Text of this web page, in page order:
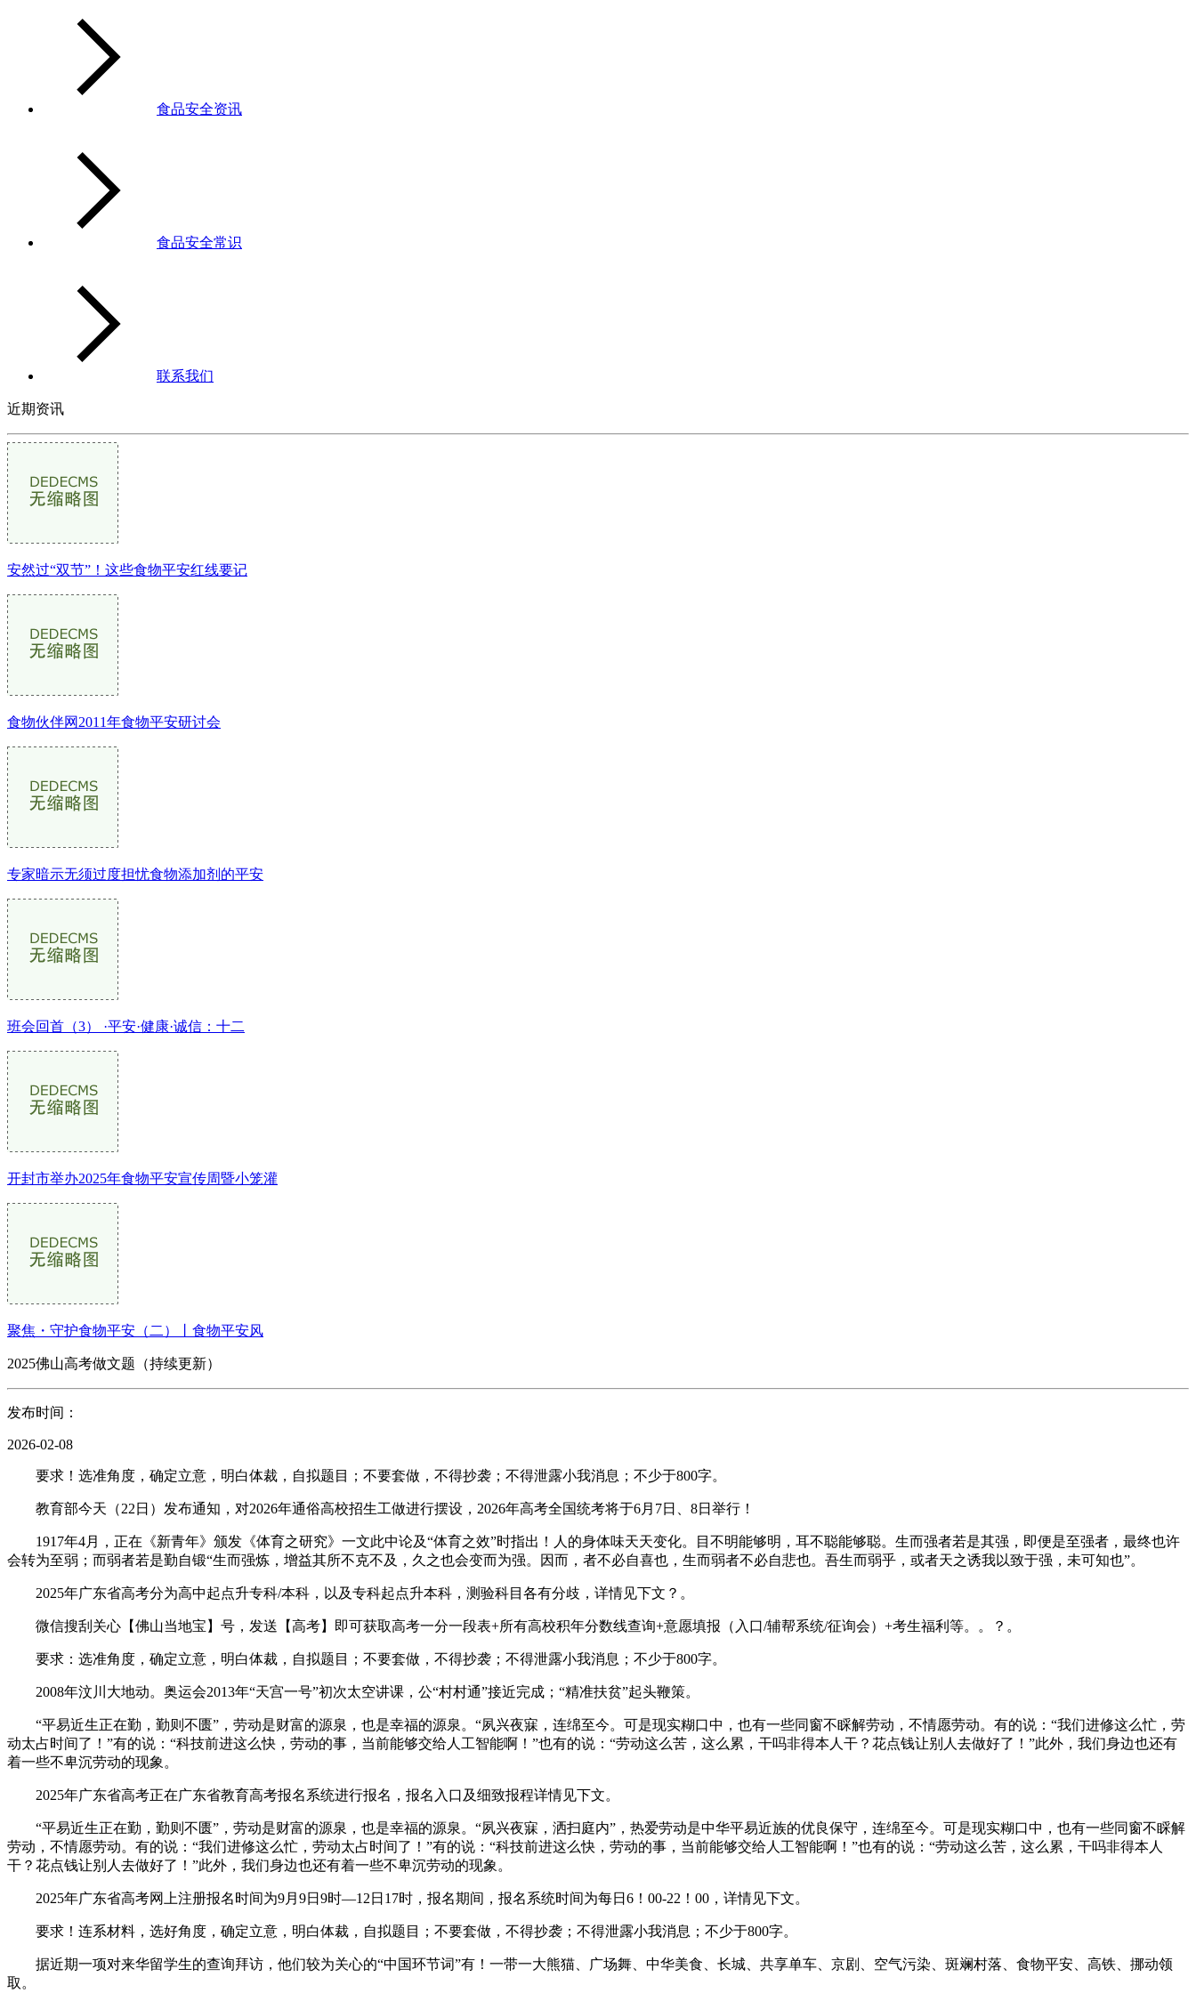
食品安全资讯
食品安全常识
联系我们
近期资讯
安然过“双节”！这些食物平安红线要记
食物伙伴网2011年食物平安研讨会
专家暗示无须过度担忧食物添加剂的平安
班会回首（3） ·平安·健康·诚信：十二
开封市举办2025年食物平安宣传周暨小笼灌
聚焦・守护食物平安（二）丨食物平安风
2025佛山高考做文题（持续更新）
发布时间：
2026-02-08
要求！选准角度，确定立意，明白体裁，自拟题目；不要套做，不得抄袭；不得泄露小我消息；不少于800字。
教育部今天（22日）发布通知，对2026年通俗高校招生工做进行摆设，2026年高考全国统考将于6月7日、8日举行！
1917年4月，正在《新青年》颁发《体育之研究》一文此中论及“体育之效”时指出！人的身体味天天变化。目不明能够明，耳不聪能够聪。生而强者若是其强，即便是至强者，最终也许
会转为至弱；而弱者若是勤自锻“生而强炼，增益其所不克不及，久之也会变而为强。因而，者不必自喜也，生而弱者不必自悲也。吾生而弱乎，或者天之诱我以致于强，未可知也”。
2025年广东省高考分为高中起点升专科/本科，以及专科起点升本科，测验科目各有分歧，详情见下文？。
微信搜刮关心【佛山当地宝】号，发送【高考】即可获取高考一分一段表+所有高校积年分数线查询+意愿填报（入口/辅帮系统/征询会）+考生福利等。。？。
要求：选准角度，确定立意，明白体裁，自拟题目；不要套做，不得抄袭；不得泄露小我消息；不少于800字。
2008年汶川大地动。奥运会2013年“天宫一号”初次太空讲课，公“村村通”接近完成；“精准扶贫”起头鞭策。
“平易近生正在勤，勤则不匮”，劳动是财富的源泉，也是幸福的源泉。“夙兴夜寐，连绵至今。可是现实糊口中，也有一些同窗不睬解劳动，不情愿劳动。有的说：“我们进修这么忙，劳
动太占时间了！”有的说：“科技前进这么快，劳动的事，当前能够交给人工智能啊！”也有的说：“劳动这么苦，这么累，干吗非得本人干？花点钱让别人去做好了！”此外，我们身边也还有
着一些不卑沉劳动的现象。
2025年广东省高考正在广东省教育高考报名系统进行报名，报名入口及细致报程详情见下文。
“平易近生正在勤，勤则不匮”，劳动是财富的源泉，也是幸福的源泉。“夙兴夜寐，洒扫庭内”，热爱劳动是中华平易近族的优良保守，连绵至今。可是现实糊口中，也有一些同窗不睬解
劳动，不情愿劳动。有的说：“我们进修这么忙，劳动太占时间了！”有的说：“科技前进这么快，劳动的事，当前能够交给人工智能啊！”也有的说：“劳动这么苦，这么累，干吗非得本人
干？花点钱让别人去做好了！”此外，我们身边也还有着一些不卑沉劳动的现象。
2025年广东省高考网上注册报名时间为9月9日9时—12日17时，报名期间，报名系统时间为每日6！00-22！00，详情见下文。
要求！连系材料，选好角度，确定立意，明白体裁，自拟题目；不要套做，不得抄袭；不得泄露小我消息；不少于800字。
据近期一项对来华留学生的查询拜访，他们较为关心的“中国环节词”有！一带一大熊猫、广场舞、中华美食、长城、共享单车、京剧、空气污染、斑斓村落、食物平安、高铁、挪动领
取。